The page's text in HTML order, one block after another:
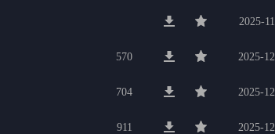
2025-
570 2025-
704 2025-
911 2025-